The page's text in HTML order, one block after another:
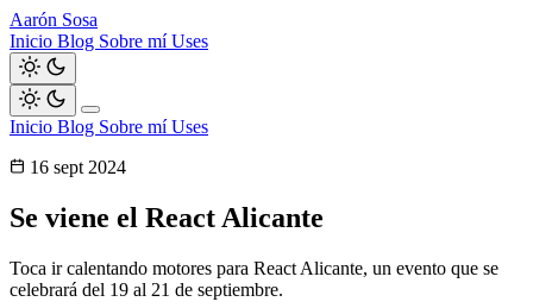
Aarón Sosa
Inicio Blog Sobre míUses
Inicio Blog Sobre míUses
16 sept 2024
Se viene el React Alicante
Toca ir calentando motores para React Alicante, un evento que se
celebrará del 19 al 21 de septiembre.